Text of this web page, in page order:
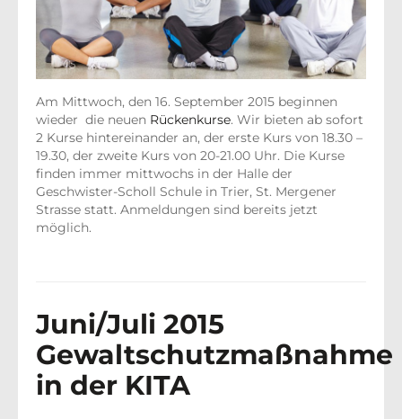
Am Mittwoch, den 16. September 2015 beginnen
wieder die neuen Rückenkurse. Wir bieten ab sofort
2 Kurse hintereinander an, der erste Kurs von 18.30 –
19.30, der zweite Kurs von 20-21.00 Uhr. Die Kurse
finden immer mittwochs in der Halle der
Geschwister-Scholl Schule in Trier, St. Mergener
Strasse statt. Anmeldungen sind bereits jetzt
möglich.
Juni/Juli 2015
Gewaltschutzmaßnahme
in der KITA